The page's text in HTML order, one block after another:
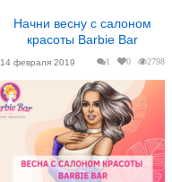
Начни весну с салоном
красоты Barbie Bar
1 0 2798
14 февраля 2019